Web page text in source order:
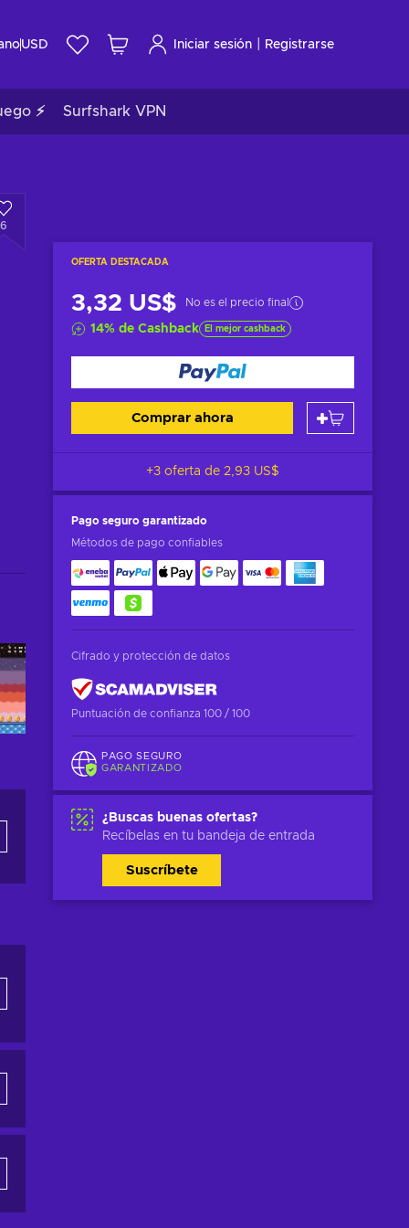
USD Iniciar sesión Registrarse
⚡ Surfshark VPN
6
OFERTA DESTACADA
3,32 US$ No es el precio final
14% de Cashback El mejor cashback
Comprar ahora
+3 oferta de 2,93 US$
Pago seguro garantizado
Métodos de pago confiables
Cifrado y protección de datos
Puntuación de confianza 100 / 100
PAGO SEGURO
GARANTIZADO
¿Buscas buenas ofertas?
Recíbelas en tu bandeja de entrada
Suscríbete